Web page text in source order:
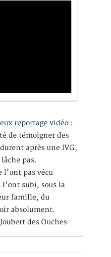
reportage vidéo :
de témoigner des
après une IVG,
pas.
l'ont pas vécu
l'ont subi, sous la
famille, du
absolument.
des Ouches